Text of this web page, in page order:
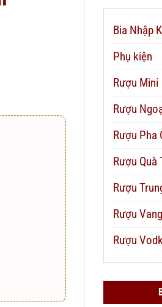
Bia Nhập
Phụ kiện
Rượu Mini
Rượu
Rượu Pha
Rượu Quà
Rượu
Rượu Vang
Rượu